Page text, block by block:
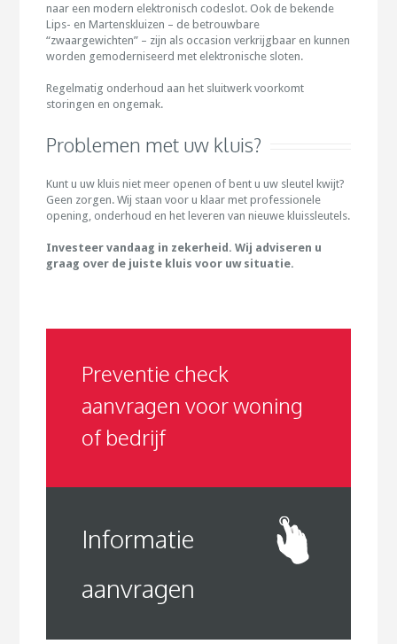
naar een modern elektronisch codeslot. Ook de bekende
Lips- en Martenskluizen – de betrouwbare
“zwaargewichten” – zijn als occasion verkrijgbaar en kunnen
worden gemoderniseerd met elektronische sloten.
Regelmatig onderhoud aan het sluitwerk voorkomt
storingen en ongemak.
Problemen met uw kluis?
Kunt u uw kluis niet meer openen of bent u uw sleutel kwijt?
Geen zorgen. Wij staan voor u klaar met professionele
opening, onderhoud en het leveren van nieuwe kluissleutels.
Investeer vandaag in zekerheid. Wij adviseren u
graag over de juiste kluis voor uw situatie.
Preventie check
aanvragen voor woning
of bedrijf
Informatie
aanvragen